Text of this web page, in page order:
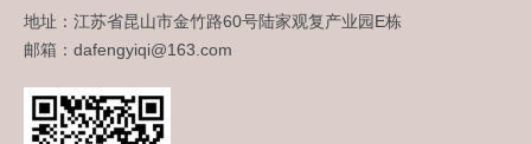
地址：江苏省昆山市金竹路60号陆家观复产业园E栋
邮箱：dafengyiqi@163.com